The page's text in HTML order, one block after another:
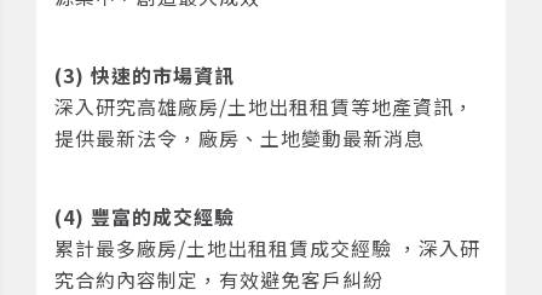
(3) 快速的市場資訊
深入研究高雄廠房/土地出租租賃等地產資訊，
提供最新法令，廠房、土地變動最新消息
(4) 豐富的成交經驗
累計最多廠房/土地出租租賃成交經驗 ，深入研
究合約內容制定，有效避免客戶糾紛